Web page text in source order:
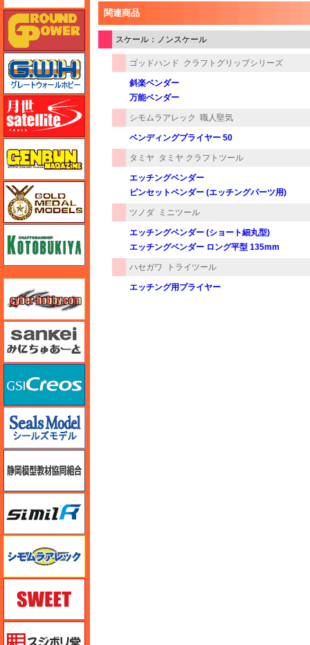
関連商品
スケール：ノンスケール
ゴッドハンド クラフトグリップシリーズ
斜楽ベンダー
万能ベンダー
シモムラアレック 職人堅気
ベンディングプライヤー 50
タミヤ タミヤ クラフトツール
エッチングベンダー
ピンセットベンダー (エッチングパーツ用)
ツノダ ミニツール
エッチングベンダー (ショート細丸型)
エッチングベンダー ロング平型 135mm
ハセガワ トライツール
エッチング用プライヤー
ガリレオ出版 グランドパワー
グレートウォールホビー
月世 サテライトツールス
ゲンブンマガジン
ゴールドメダルモデルズ
サイバーホビー